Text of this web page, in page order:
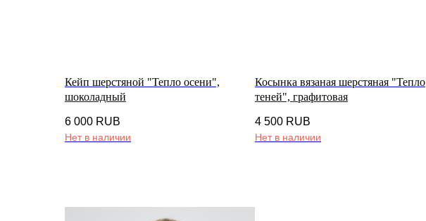
Кейп шерстяной "Тепло осени",
шоколадный
6 000 RUB
Нет в наличии
Косынка вязаная шерстяная "Тепло
теней", графитовая
4 500 RUB
Нет в наличии